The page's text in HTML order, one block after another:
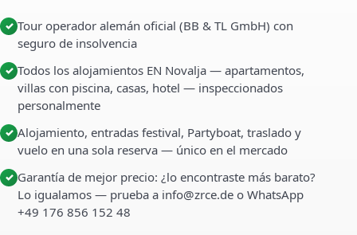
✓ Tour operador alemán oficial (BB & TL GmbH) con
seguro de insolvencia
✓ Todos los alojamientos EN Novalja — apartamentos,
villas con piscina, casas, hotel — inspeccionados
personalmente
✓ Alojamiento, entradas festival, Partyboat, traslado y
vuelo en una sola reserva — único en el mercado
✓ Garantía de mejor precio: ¿lo encontraste más barato?
Lo igualamos — prueba a info@zrce.de o WhatsApp
+49 176 856 152 48